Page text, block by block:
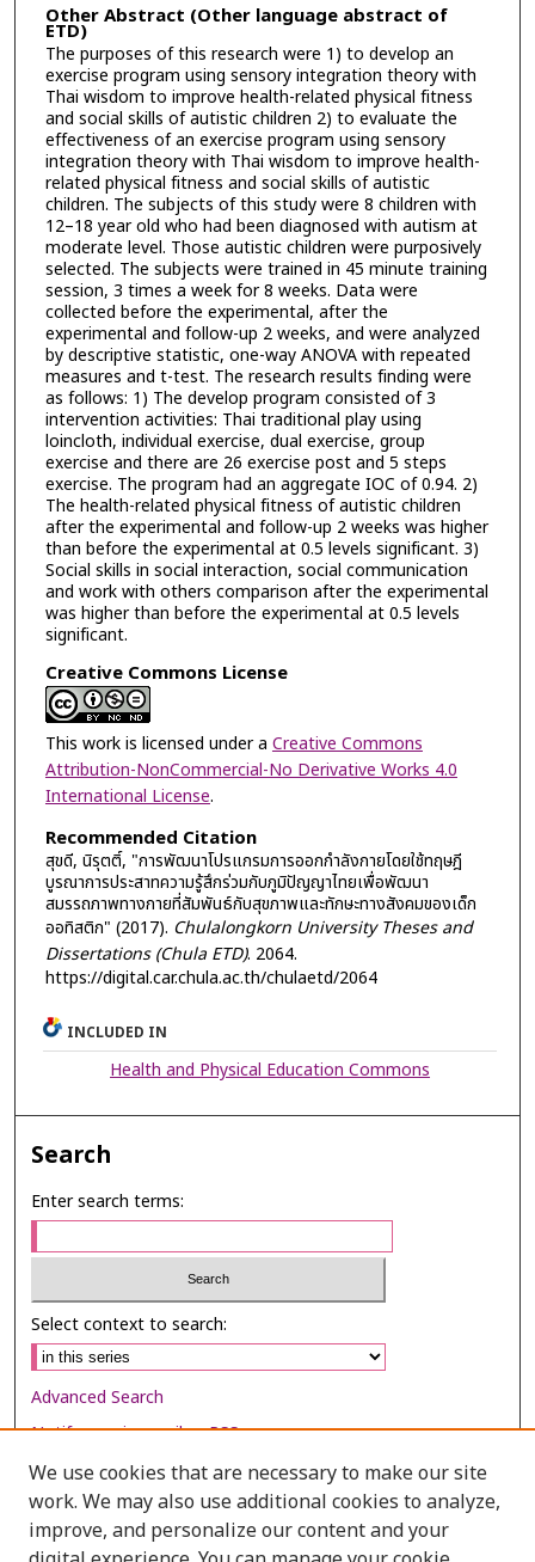
Other Abstract (Other language abstract of
ETD)
The purposes of this research were 1) to develop an
exercise program using sensory integration theory with
Thai wisdom to improve health-related physical fitness
and social skills of autistic children 2) to evaluate the
effectiveness of an exercise program using sensory
integration theory with Thai wisdom to improve health-
related physical fitness and social skills of autistic
children. The subjects of this study were 8 children with
12–18 year old who had been diagnosed with autism at
moderate level. Those autistic children were purposively
selected. The subjects were trained in 45 minute training
session, 3 times a week for 8 weeks. Data were
collected before the experimental, after the
experimental and follow-up 2 weeks, and were analyzed
by descriptive statistic, one-way ANOVA with repeated
measures and t-test. The research results finding were
as follows: 1) The develop program consisted of 3
intervention activities: Thai traditional play using
loincloth, individual exercise, dual exercise, group
exercise and there are 26 exercise post and 5 steps
exercise. The program had an aggregate IOC of 0.94. 2)
The health-related physical fitness of autistic children
after the experimental and follow-up 2 weeks was higher
than before the experimental at 0.5 levels significant. 3)
Social skills in social interaction, social communication
and work with others comparison after the experimental
was higher than before the experimental at 0.5 levels
significant.
Creative Commons License
This work is licensed under a Creative Commons
Attribution-NonCommercial-No Derivative Works 4.0
International License.
Recommended Citation
สุขดี, นิรุตติ์, "การพัฒนาโปรแกรมการออกกำลังกายโดยใช้ทฤษฎี
บูรณาการประสาทความรู้สึกร่วมกับภูมิปัญญาไทยเพื่อพัฒนา
สมรรถภาพทางกายที่สัมพันธ์กับสุขภาพและทักษะทางสังคมของเด็ก
ออทิสติก" (2017). Chulalongkorn University Theses and
Dissertations (Chula ETD). 2064.
https://digital.car.chula.ac.th/chulaetd/2064
INCLUDED IN
Health and Physical Education Commons
Search
Enter search terms:
Select context to search:
Advanced Search
Notify me via email orRSS
Browse
Collections
We use cookies that are necessary to make our site
work. We may also use additional cookies to analyze,
improve, and personalize our content and your